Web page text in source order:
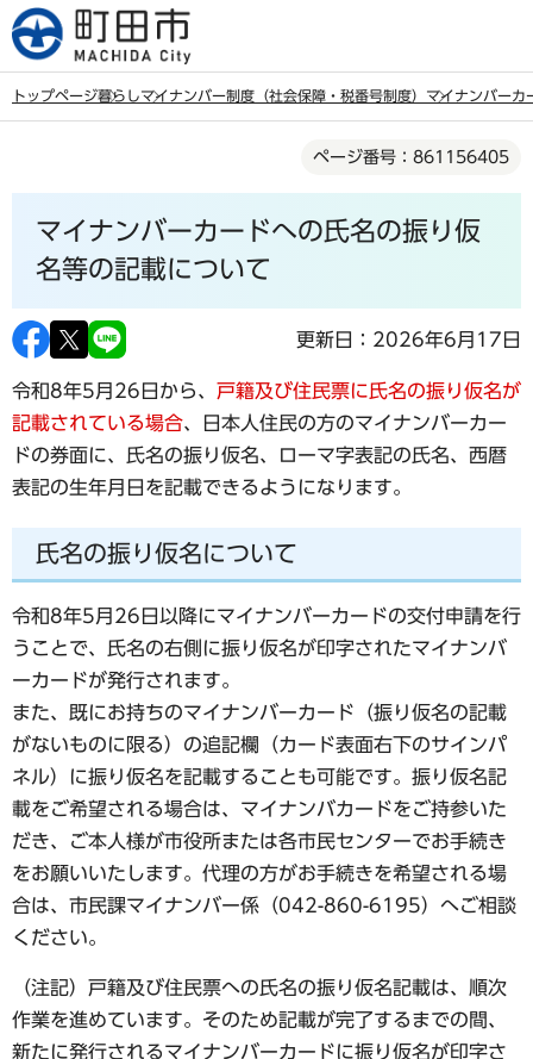
こ
の
トップページ暮らしマイナンバー制度（社会保障・税番号制度） マイナンバーカ
ページ番号：861156405
マイナンバーカードへの氏名の振り仮
名等の記載について
更新日：2026年6月17日
令和8年5月26日から、 戸籍及び住民票に氏名の振り仮名が
記載されている場合、日本人住民の方のマイナンバーカー
ドの券面に、氏名の振り仮名、ローマ字表記の氏名、西暦
表記の生年月日を記載できるようになります。
氏名の振り仮名について
令和8年5月26日以降にマイナンバーカードの交付申請を行
うことで、氏名の右側に振り仮名が印字されたマイナンバ
ーカードが発行されます。
また、既にお持ちのマイナンバーカード（振り仮名の記載
がないものに限る）の追記欄（カード表面右下のサインパ
ネル）に振り仮名を記載することも可能です。振り仮名記
載をご希望される場合は、マイナンバカードをご持参いた
だき、ご本人様が市役所または各市民センターでお手続き
をお願いいたします。代理の方がお手続きを希望される場
合は、市民課マイナンバー係（042-860-6195）へご相談
ください。
（注記）戸籍及び住民票への氏名の振り仮名記載は、順次
作業を進めています。そのため記載が完了するまでの間、
新たに発行されるマイナンバーカードに振り仮名が印字さ